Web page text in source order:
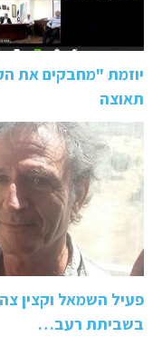
יוזמת "מחבקים את
תאוצה
פעיל השמאל וקצין
בשביתת רעב…